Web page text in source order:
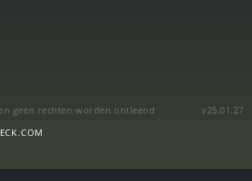
geen rechten worden ontleend
v25.01.27